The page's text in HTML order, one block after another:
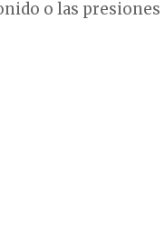
o las presiones